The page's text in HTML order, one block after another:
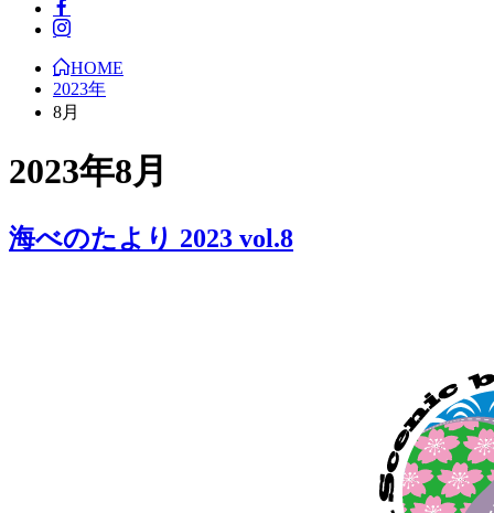
HOME
2023年
8月
2023年8月
海べのたより 2023 vol.8